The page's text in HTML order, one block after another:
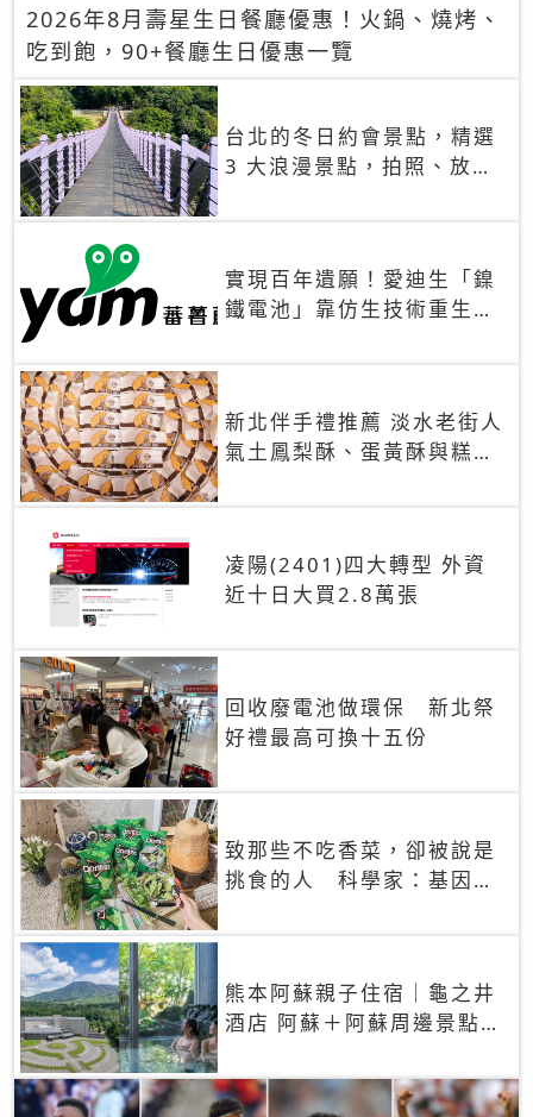
2026年8月壽星生日餐廳優惠！火鍋、燒烤、
吃到飽，90+餐廳生日優惠一覽
台北的冬日約會景點，精選
3 大浪漫景點，拍照、放閃
實現百年遺願！愛迪生「鎳
鐵電池」靠仿生技術重生
30年
新北伴手禮推薦 淡水老街人
氣土鳳梨酥、蛋黃酥與糕餅
凌陽(2401)四大轉型 外資
近十日大買2.8萬張
回收廢電池做環保 新北祭
好禮最高可換十五份
致那些不吃香菜，卻被說是
挑食的人 科學家：基因決
熊本阿蘇親子住宿｜龜之井
酒店 阿蘇＋阿蘇周邊景點一